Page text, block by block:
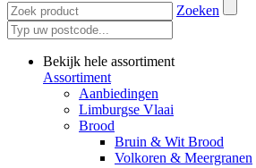
Zoeken
Bekijk hele assortiment
Assortiment
Aanbiedingen
Limburgse Vlaai
Brood
Bruin & Wit Brood
Volkoren & Meergranen